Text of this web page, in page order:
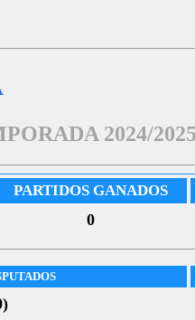
2024/
PARTIDOS GANADOS
0